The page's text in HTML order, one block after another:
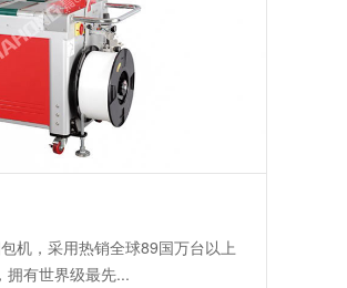
机，采用热销全球89国万台以上
拥有世界级最先...